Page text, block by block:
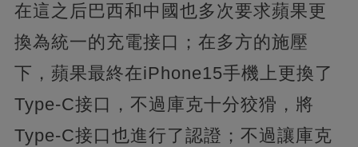
在這之后巴西和中國也多次要求蘋果更
換為統一的充電接口；在多方的施壓
下，蘋果最終在iPhone15手機上更換了
Type-C接口，不過庫克十分狡猾，將
Type-C接口也進行了認證；不過讓庫克